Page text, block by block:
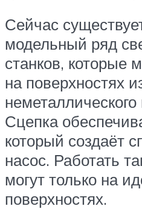
Сейчас
модельный ряд
станков, которые
на поверхностях
Сцепка
который создаёт
насос. Работать
могут только на
поверхностях.